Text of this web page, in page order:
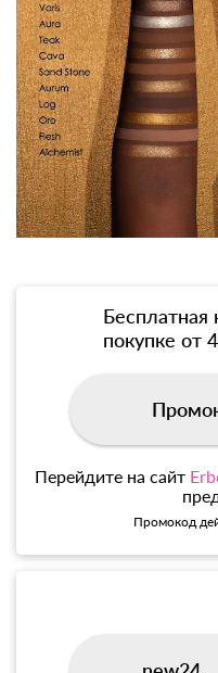
Бесплатная
покупке от
Перейдите на сайт
Промокод